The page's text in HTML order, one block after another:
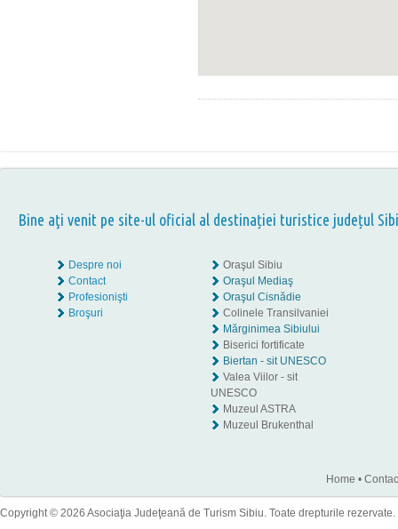
Bine aţi venit pe site-ul oficial al destinației turistice județul
Despre noi
Contact
Profesionişti
Broşuri
Oraşul Sibiu
Oraşul Mediaş
Oraşul Cisnădie
Colinele Transilvaniei
Mărginimea Sibiului
Biserici fortificate
Biertan - sit UNESCO
Valea Viilor - sit
UNESCO
Muzeul ASTRA
Muzeul Brukenthal
Home •
Copyright © 2026 Asociaţia Judeţeană de Turism Sibiu. Toate drepturile rezervate.